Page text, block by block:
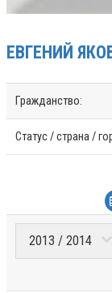
ЕВГЕНИЙ
Гражданство:
Статус / страна /